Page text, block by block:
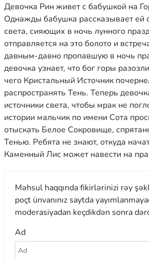
Девочка Рин живет с бабушкой на
Однажды бабушка рассказывает ей
света, сияющих в ночь лунного
отправляется на это болото и
давным-давно пропавшую в ночь
девочка узнает, что бог горы
чего Кристальный Источник
распространять Тень. Теперь
источники света, чтобы мрак не
истории мальчик по имени Сота
отыскать Белое Сокровище,
Тенью. Ребята не знают, откуда
Каменный Лис может навести на
Məhsul haqqında fikirlərinizi rəy
poçt ünvanınız saytda
moderasiyadan keçdikdən sonra
Ad